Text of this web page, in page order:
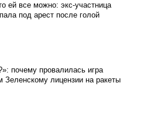
ей все можно: экс-участница
под арест после голой
почему провалилась игра
лицензии на ракеты